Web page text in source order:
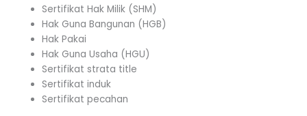
Sertifikat Hak Milik (SHM)
Hak Guna Bangunan (HGB)
Hak Pakai
Hak Guna Usaha (HGU)
Sertifikat strata title
Sertifikat induk
Sertifikat pecahan